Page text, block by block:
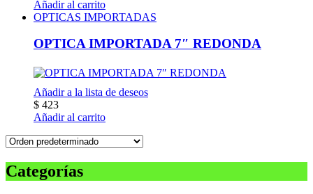
Añadir al carrito
OPTICAS IMPORTADAS
OPTICA IMPORTADA 7″ REDONDA
Añadir a la lista de deseos
$ 423
Añadir al carrito
Categorías